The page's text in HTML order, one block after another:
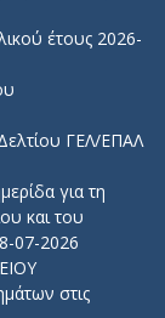
έτους 2026-
ΓΕΛ/ΕΠΑΛ
για τη
και του
07-2026
στις